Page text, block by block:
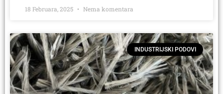
18 Februara, 2025 Nema komentara
INDUSTRIJSKI PODOVI